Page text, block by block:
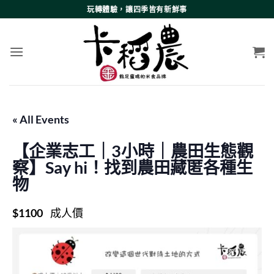
to
玩轉體驗，讓四季皆有新鮮事
« All Events
【企業志工｜3小時｜農田生態觀
察】Say hi！找到農田藏匿各種生
物
$1100 成人價